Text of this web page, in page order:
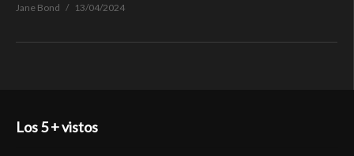
Jane Bond 13/04/2024
Los 5 + vistos